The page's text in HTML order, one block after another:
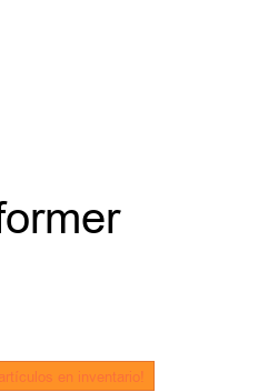
en inventario!